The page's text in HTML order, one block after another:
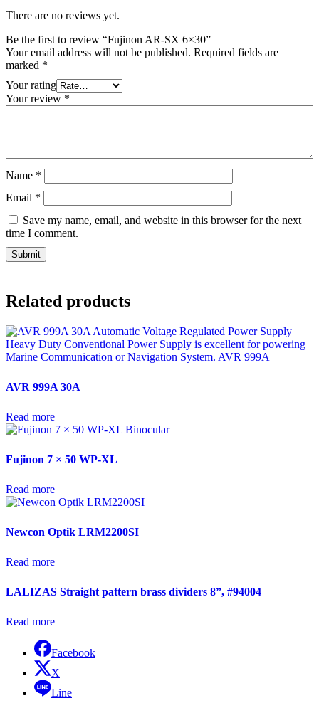
There are no reviews yet.
Be the first to review “Fujinon AR-SX 6×30”
Your email address will not be published. Required fields are
marked *
Your rating
Your review *
Name *
Email *
Save my name, email, and website in this browser for the next
time I comment.
Related products
AVR 999A 30A
Read more
Fujinon 7 × 50 WP-XL
Read more
Newcon Optik LRM2200SI
Read more
LALIZAS Straight pattern brass dividers 8”, #94004
Read more
Facebook
X
Line